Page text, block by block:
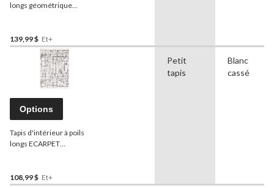
longs géométrique
tailles
139,99 $ Et+
Options
Tapis d'intérieur à poils
longs ECARPET
variées
108,99 $ Et+
Petit
tapis
Blanc
cassé